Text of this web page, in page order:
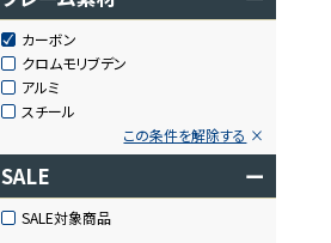
カーボン
クロムモリブデン
アルミ
スチール
この条件を解除する
SALE ー
SALE対象商品